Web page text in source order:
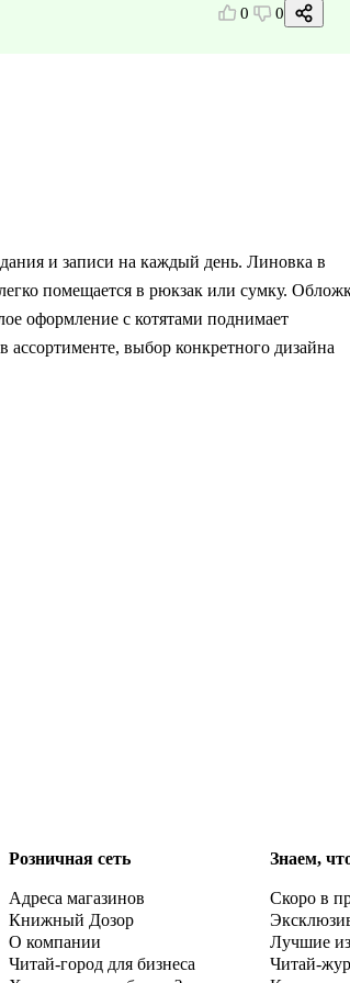
и записи на каждый день. Линовка в
помещается в рюкзак или сумку.
оформление с котятами поднимает
выбор конкретного дизайна
0 0
Розничная сеть
Адреса магазинов
Книжный Дозор
О компании
Читай-город для бизнеса
Знаем,
Скоро в
Лучшие
Читай-